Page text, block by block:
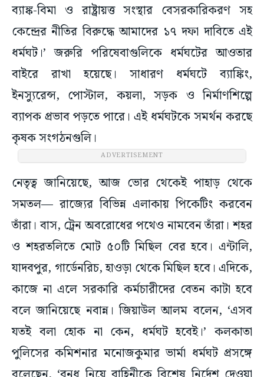
ব্যাঙ্ক-বিমা ও রাষ্ট্রায়ত্ত সংস্থার বেসরকারিকরণ সহ
কেন্দ্রের নীতির বিরুদ্ধে আমাদের ১৭ দফা দাবিতে এই
ধর্মঘট।’ জরুরি পরিষেবাগুলিকে ধর্মঘটের আওতার
বাইরে রাখা হয়েছে। সাধারণ ধর্মঘটে ব্যাঙ্কিং,
ইনস্যুরেন্স, পোস্টাল, কয়লা, সড়ক ও নির্মাণশিল্পে
ব্যাপক প্রভাব পড়তে পারে। এই ধর্মঘটকে সমর্থন করছে
কৃষক সংগঠনগুলি।
ADVERTISEMENT
নেতৃত্ব জানিয়েছে, আজ ভোর থেকেই পাহাড় থেকে
সমতল— রাজ্যের বিভিন্ন এলাকায় পিকেটিং করবেন
তাঁরা। বাস, ট্রেন অবরোধের পথেও নামবেন তাঁরা। শহর
ও শহরতলিতে মোট ৫০টি মিছিল বের হবে। এন্টালি,
যাদবপুর, গার্ডেনরিচ, হাওড়া থেকে মিছিল হবে। এদিকে,
কাজে না এলে সরকারি কর্মচারীদের বেতন কাটা হবে
বলে জানিয়েছে নবান্ন। জিয়াউল আলম বলেন, ‘এসব
যতই বলা হোক না কেন, ধর্মঘট হবেই।’ কলকাতা
পুলিসের কমিশনার মনোজকুমার ভার্মা ধর্মঘট প্রসঙ্গে